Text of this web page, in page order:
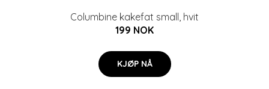
Columbine kakefat small, hvit
199 NOK
KJØP NÅ